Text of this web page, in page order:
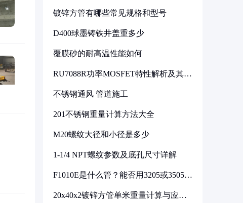
镀锌方管有哪些常见规格和型号
D400球墨铸铁井盖重多少
覆膜砂的耐高温性能如何
RU7088R功率MOSFET特性解析及其在
不锈钢通风 管道施工
201不锈钢重量计算方法大全
M20螺纹大径和小径是多少
1-1/4 NPT螺纹参数及底孔尺寸详解
F1010E是什么管？能否用3205或3505代
20x40x2镀锌方管单米重量计算与应用